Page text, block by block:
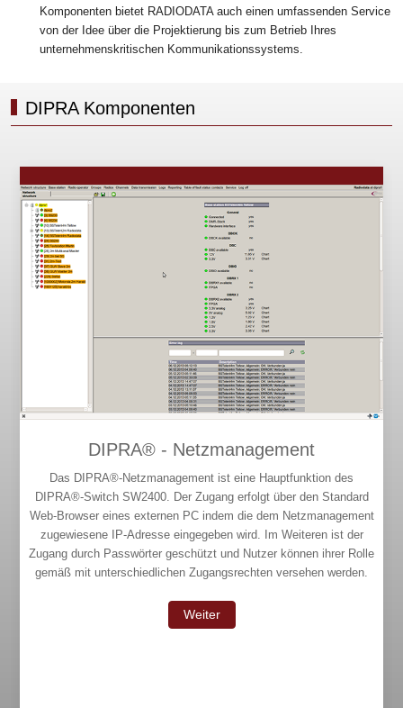
Komponenten bietet RADIODATA auch einen umfassenden Service
von der Idee über die Projektierung bis zum Betrieb Ihres
unternehmenskritischen Kommunikationssystems.
DIPRA Komponenten
DIPRA® - Netzmanagement
Das DIPRA®-Netzmanagement ist eine Hauptfunktion des
DIPRA®-Switch SW2400. Der Zugang erfolgt über den Standard
Web-Browser eines externen PC indem die dem Netzmanagement
zugewiesene IP-Adresse eingegeben wird. Im Weiteren ist der
Zugang durch Passwörter geschützt und Nutzer können ihrer Rolle
gemäß mit unterschiedlichen Zugangsrechten versehen werden.
Weiter